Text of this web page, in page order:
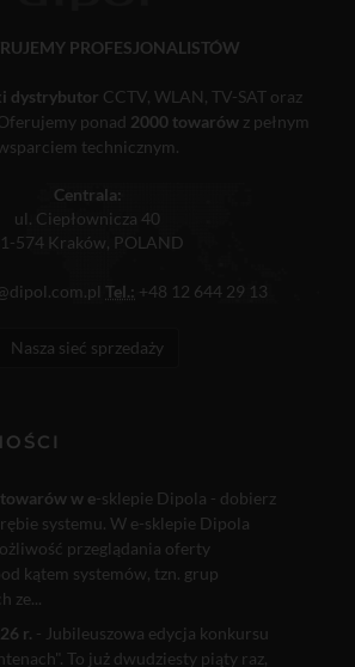
PROFESJONALISTÓW
dystrybutor CCTV, WLAN, TV-SAT oraz
ponad 2000 towarówz pełnym
technicznym.
Centrala:
ul. Ciepłownicza 40
574 Kraków, POLAND
Tel.: +48 12 644 29 13
Nasza sieć sprzedaży
w e-sklepie Dipola - dobierz
systemu. W e-sklepie Dipola
przeglądania oferty
kątem systemów, tzn. grup
ze...
r. - Jubileuszowa edycja konkursu
To już dwudziesty piąty raz,